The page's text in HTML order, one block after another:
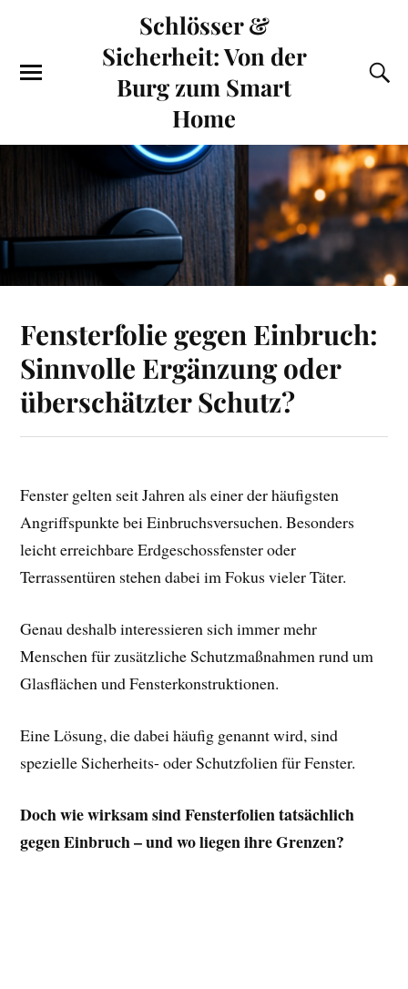
Schlösser &
Sicherheit: Von der
Burg zum Smart
Home
Fensterfolie gegen Einbruch:
Sinnvolle Ergänzung oder
überschätzter Schutz?
Fenster gelten seit Jahren als einer der häufigsten
Angriffspunkte bei Einbruchsversuchen. Besonders
leicht erreichbare Erdgeschossfenster oder
Terrassentüren stehen dabei im Fokus vieler Täter.
Genau deshalb interessieren sich immer mehr
Menschen für zusätzliche Schutzmaßnahmen rund um
Glasflächen und Fensterkonstruktionen.
Eine Lösung, die dabei häufig genannt wird, sind
spezielle Sicherheits- oder Schutzfolien für Fenster.
Doch wie wirksam sind Fensterfolien tatsächlich
gegen Einbruch – und wo liegen ihre Grenzen?